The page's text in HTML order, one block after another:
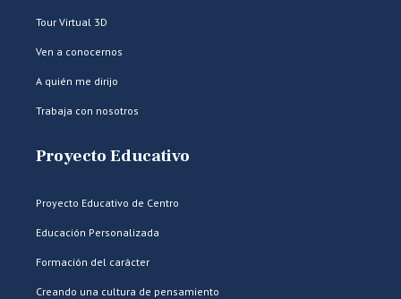
Tour Virtual 3D
Ven a conocernos
A quién me dirijo
Trabaja con nosotros
Proyecto Educativo
Proyecto Educativo de Centro
Educación Personalizada
Formación del carácter
Creando una cultura de pensamiento